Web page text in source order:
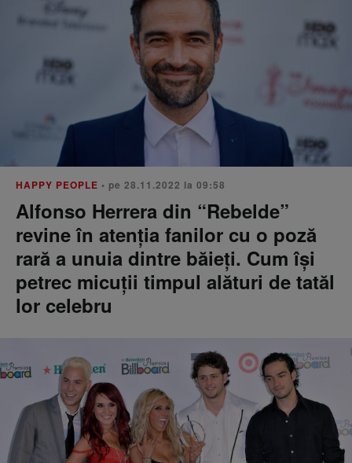
HAPPY PEOPLE • pe 28.11.2022 la 09:58
Alfonso Herrera din “Rebelde”
revine în atenția fanilor cu o poză
rară a unuia dintre băieți. Cum își
petrec micuții timpul alături de tatăl
lor celebru